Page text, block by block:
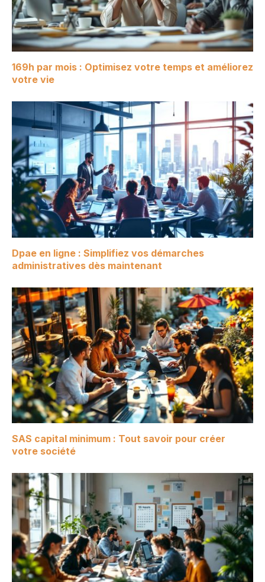
169h par mois : Optimisez votre temps et améliorez
votre vie
Dpae en ligne : Simplifiez vos démarches
administratives dès maintenant
SAS capital minimum : Tout savoir pour créer
votre société